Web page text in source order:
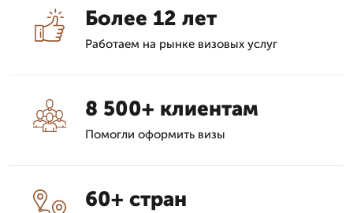
Более 12 лет
Работаем на рынке визовых услуг
8 500+ клиентам
Помогли оформить визы
60+ стран